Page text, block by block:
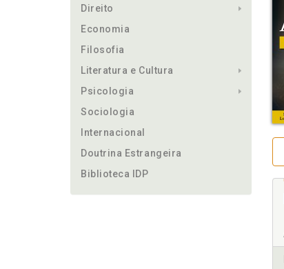
Direito
Economia
Filosofia
Literatura e Cultura
Psicologia
Sociologia
Internacional
Doutrina Estrangeira
Biblioteca IDP